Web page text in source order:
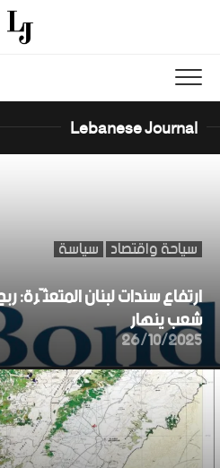
Lebanese Journal
سياحة واقتصاد سياسة
ارتفاع سندات لبنان المتعثّرة:
شعب ينهار
26/10/2025